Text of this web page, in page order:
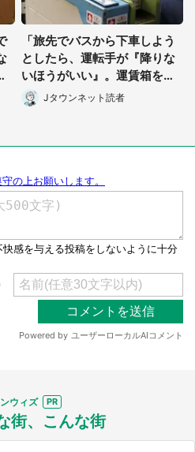
「旅先でバスから下車しよう
としたら、運転手が『降りな
いほうがいい』。運賃箱を塞
いでまで止めてきて...」（神
奈川県・60代男性）
Jタウンネット読者
ウィズ
街、こんな街